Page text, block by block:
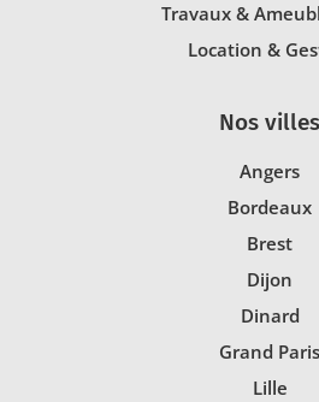
Travaux &
Location &
Nos villes
Angers
Bordeaux
Brest
Dijon
Dinard
Grand Paris
Lille